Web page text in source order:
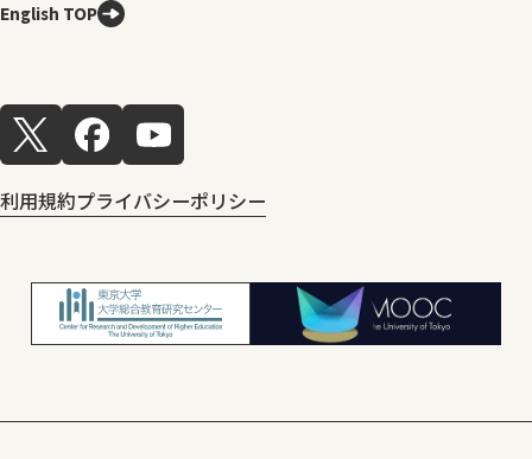
English TOP
利用規約プライバシーポリシー